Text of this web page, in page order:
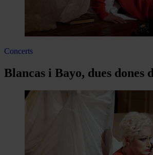
Concerts
Blancas i Bayo, dues dones